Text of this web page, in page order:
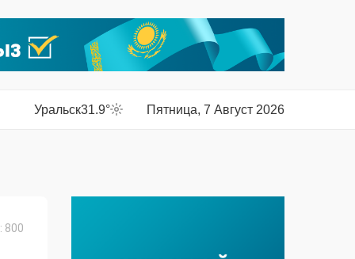
Уральск31.9° Пятница, 7 Август 2026
800